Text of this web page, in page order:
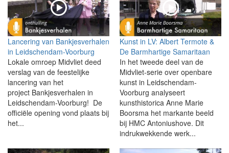
Lancering van Bankjesverhalen
in Leidschendam-Voorburg
Lokale omroep Midvliet deed
verslag van de feestelijke
lancering van het
project Bankjesverhalen in
Leidschendam-Voorburg! De
officiële opening vond plaats bij
het...
Kunst in LV: Albert Termote &
De Barmhartige Samaritaan
In het tweede deel van de
Midvliet-serie over openbare
kunst in Leidschendam-
Voorburg analyseert
kunsthistorica Anne Marie
Boorsma het markante beeld
bij HMC Antoniushove. Dit
indrukwekkende werk...